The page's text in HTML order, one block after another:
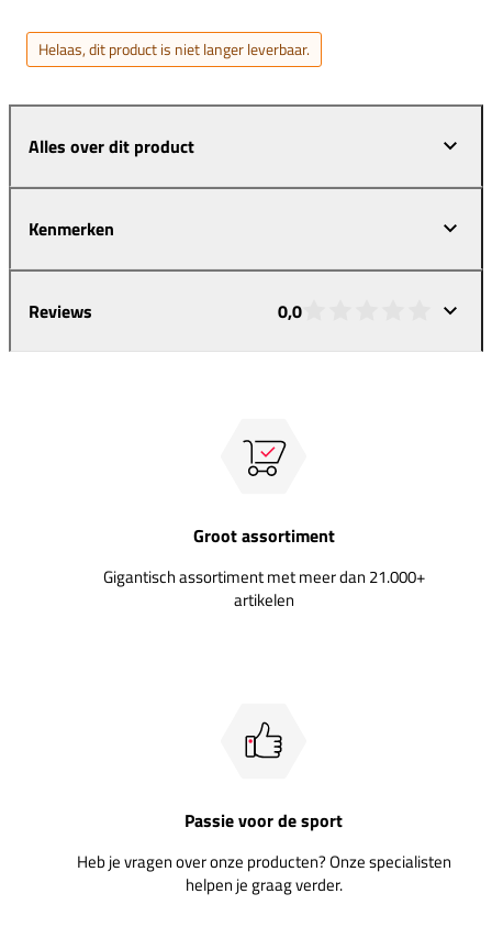
Helaas, dit product is niet langer leverbaar.
Alles over dit product
Kenmerken
Reviews 0,0
Groot assortiment
Gigantisch assortiment met meer dan 21.000+
artikelen
Passie voor de sport
Heb je vragen over onze producten? Onze specialisten
helpen je graag verder.